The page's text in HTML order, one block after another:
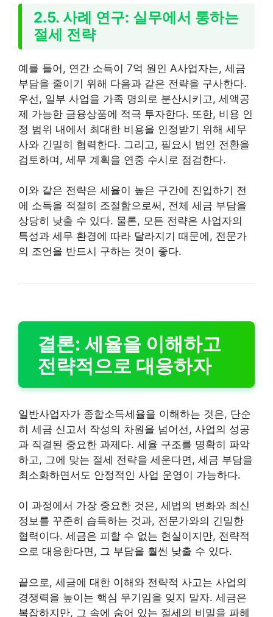
2.5. 사례 연구: 실무에서 통하는
절세 전략
예를 들어, 연간 소득이 7억 원인 A사업자는, 세금
부담을 줄이기 위해 다음과 같은 전략을 구사한다.
우선, 일부 사업을 가족 명의로 분산시키고, 세액공
제 가능한 금융상품에 적극 투자한다. 또한, 비용 인
정 범위 내에서 최대한 비용을 인정받기 위해 세무
사와 긴밀히 협력한다. 그리고, 필요시 법인 전환을
검토하며, 세무 계획을 연중 수시로 점검한다.
이와 같은 전략은 세율이 높은 구간에 진입하기 전
에 소득을 적절히 조절함으로써, 전체 세금 부담을
상당히 낮출 수 있다. 물론, 모든 전략은 사업자의
특성과 세무 환경에 따라 달라지기 때문에, 전문가
의 조언을 반드시 구하는 것이 좋다.
결론: 세율을 이해하고
전략적으로 대응하자
일반사업자가 종합소득세율을 이해하는 것은, 단순
히 세금 신고서 작성의 차원을 넘어선, 사업의 성공
과 직결된 중요한 과제다. 세율 구조를 명확히 파악
하고, 그에 맞는 절세 전략을 세운다면, 세금 부담을
최소화하면서도 안정적인 사업 운영이 가능하다.
이 과정에서 가장 중요한 것은, 세법의 변화와 최신
정보를 꾸준히 습득하는 것과, 전문가와의 긴밀한
협력이다. 세금은 피할 수 없는 현실이지만, 전략적
으로 대응한다면, 그 부담을 훨씬 낮출 수 있다.
끝으로, 세금에 대한 이해와 전략적 사고는 사업의
경쟁력을 높이는 핵심 무기임을 잊지 말자. 세금은
복잡하지만, 그 속에 숨어 있는 절세의 비밀을 파헤